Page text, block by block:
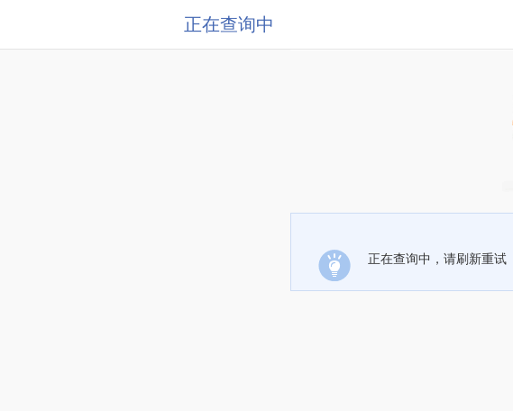
正在查询中
正在查询中，请刷新重试